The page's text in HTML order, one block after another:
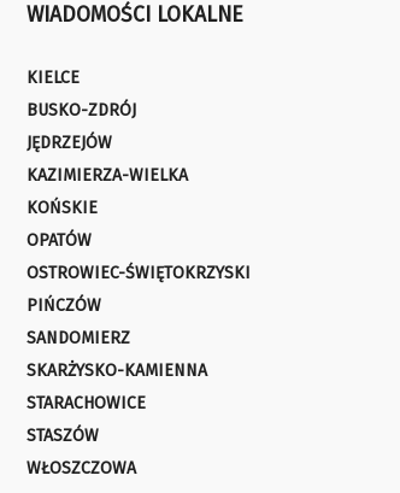
WIADOMOŚCI LOKALNE
KIELCE
BUSKO-ZDRÓJ
JĘDRZEJÓW
KAZIMIERZA-WIELKA
KOŃSKIE
OPATÓW
OSTROWIEC-ŚWIĘTOKRZYSKI
PIŃCZÓW
SANDOMIERZ
SKARŻYSKO-KAMIENNA
STARACHOWICE
STASZÓW
WŁOSZCZOWA